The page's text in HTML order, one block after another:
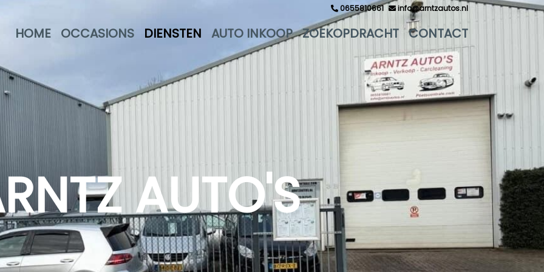
0655810661 info@arntzautos.nl
HOME OCCASIONS DIENSTEN AUTO INKOOP ZOEKOPDRACHT CONTACT
AUTO'S